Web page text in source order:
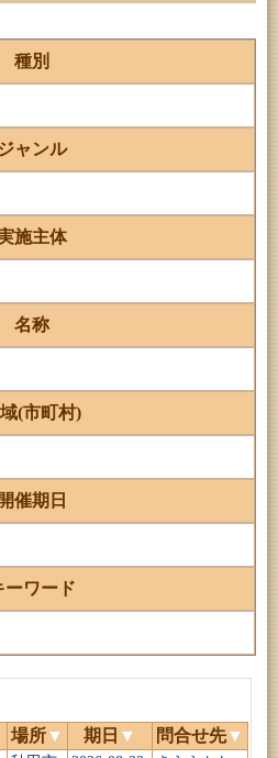
種別
ャンル
施主体
名称
(市町村)
開催期日
ーワード
場所▼ 期日 ▼ 問合せ先▼